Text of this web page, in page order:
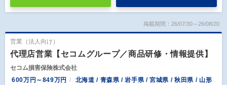
掲載期間：26/07/30～26/08/20
営業（法人向け）
代理店営業【セコムグループ／商品研修・情報提供】
セコム損害保険株式会社
600万円～849万円
北海道 / 青森県 / 岩手県 / 宮城県 / 秋田県 / 山形